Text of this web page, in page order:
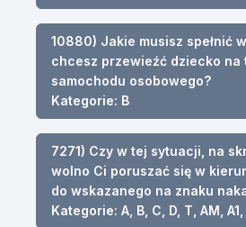
10880) Jakie musisz spełnić
chcesz przewieźć dziecko na
samochodu osobowego?
Kategorie: B
7271) Czy w tej sytuacji, na
wolno Ci poruszać się w
do wskazanego na znaku
Kategorie: A, B, C, D, T, AM, A1,